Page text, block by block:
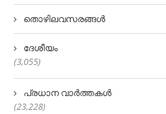
തൊഴിലവസരങ്ങൾ
ദേശീയം
(3,055)
പ്രധാന വാർത്തകൾ
(23,228)